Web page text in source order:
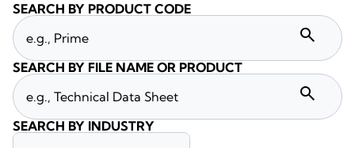
SEARCH BY PRODUCT CODE
search
SEARCH BY FILE NAME OR PRODUCT
search
SEARCH BY INDUSTRY